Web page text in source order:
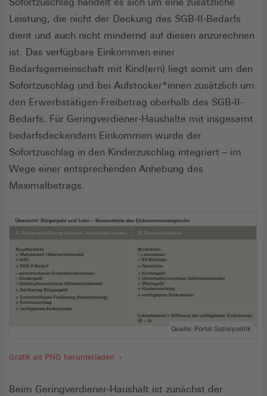
Leistung, die nicht der Deckung des SGB-II-Bedarfs
dient und auch nicht mindernd auf diesen anzurechnen
ist. Das verfügbare Einkommen einer
Bedarfsgemeinschaft mit Kind(ern) liegt somit um den
Sofortzuschlag und bei Aufstocker*innen zusätzlich um
den Erwerbstätigen-Freibetrag oberhalb des SGB-II-
Bedarfs. Für Geringverdiener-Haushalte mit insgesamt
bedarfsdeckendem Einkommen wurde der
Sofortzuschlag in den Kinderzuschlag integriert – im
Wege einer entsprechenden Anhebung des
Maximalbetrags.
Quelle: Portal Sozialpolitik
Grafik als PNG herunterladen
Beim Geringverdiener-Haushalt ist zunächst der